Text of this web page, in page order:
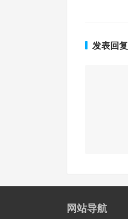
发表回复
网站导航